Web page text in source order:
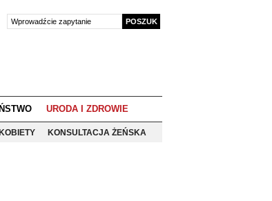
URODA I ZDROWIE
KONSULTACJA ŻEŃSKA